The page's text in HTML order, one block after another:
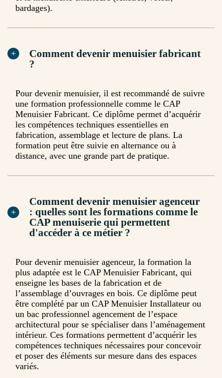
bardages).
Comment devenir menuisier fabricant
?
Pour devenir menuisier, il est recommandé de suivre
une formation professionnelle comme le CAP
Menuisier Fabricant. Ce diplôme permet d’acquérir
les compétences techniques essentielles en
fabrication, assemblage et lecture de plans. La
formation peut être suivie en alternance ou à
distance, avec une grande part de pratique.
Comment devenir menuisier agenceur
: quelles sont les formations comme le
CAP menuiserie qui permettent
d'accéder à ce métier ?
Pour devenir menuisier agenceur, la formation la
plus adaptée est le CAP Menuisier Fabricant, qui
enseigne les bases de la fabrication et de
l’assemblage d’ouvrages en bois. Ce diplôme peut
être complété par un CAP Menuisier Installateur ou
un bac professionnel agencement de l’espace
architectural pour se spécialiser dans l’aménagement
intérieur. Ces formations permettent d’acquérir les
compétences techniques nécessaires pour concevoir
et poser des éléments sur mesure dans des espaces
variés.